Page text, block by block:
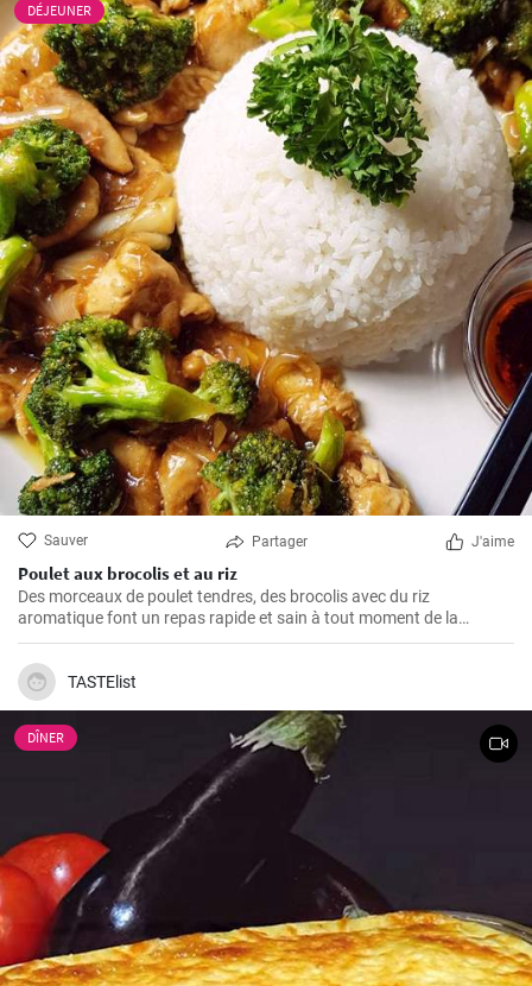
DÉJEUNER
Sauver Partager J'aime
Poulet aux brocolis et au riz
Des morceaux de poulet tendres, des brocolis avec du riz
aromatique font un repas rapide et sain à tout moment de la
journée. C'est un repas riche en protéines et en fibres, qui satisfera
parfaitement votre appétit.
TASTElist
DÎNER